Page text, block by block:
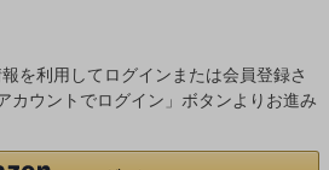
を利用してログインまたは会員登録さ
カウントでログイン」ボタンよりお進み